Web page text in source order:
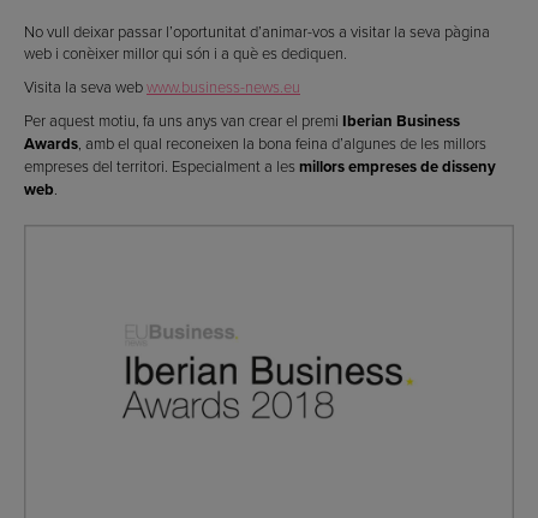
No vull deixar passar l’oportunitat d’animar-vos a visitar la seva pàgina
web i conèixer millor qui són i a què es dediquen.
Visita la seva webwww.business-news.eu
Per aquest motiu, fa uns anys van crear el premi Iberian Business
Awards, amb el qual reconeixen la bona feina d’algunes de les millors
empreses del territori. Especialment a les millors empreses de disseny
web.